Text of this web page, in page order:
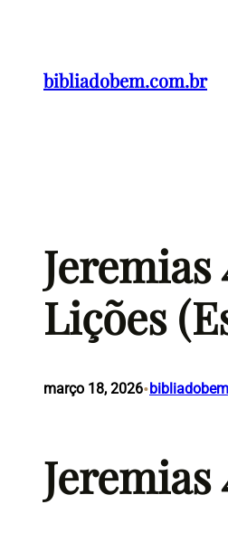
bibliadobem.com.br
Jeremias
Lições
março 18, 2026• bibliadobem